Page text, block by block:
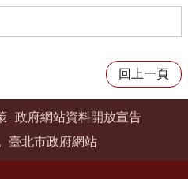
回上一頁
政府網站資料開放宣告
臺北市政府網站